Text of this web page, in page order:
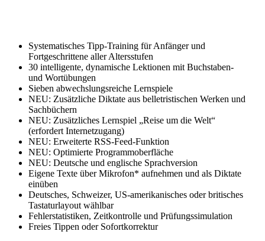
Systematisches Tipp-Training für Anfänger und
Fortgeschrittene aller Altersstufen
30 intelligente, dynamische Lektionen mit Buchstaben-
und Wortübungen
Sieben abwechslungsreiche Lernspiele
NEU: Zusätzliche Diktate aus belletristischen Werken und
Sachbüchern
NEU: Zusätzliches Lernspiel „Reise um die Welt“
(erfordert Internetzugang)
NEU: Erweiterte RSS-Feed-Funktion
NEU: Optimierte Programmoberfläche
NEU: Deutsche und englische Sprachversion
Eigene Texte über Mikrofon* aufnehmen und als Diktate
einüben
Deutsches, Schweizer, US-amerikanisches oder britisches
Tastaturlayout wählbar
Fehlerstatistiken, Zeitkontrolle und Prüfungssimulation
Freies Tippen oder Sofortkorrektur